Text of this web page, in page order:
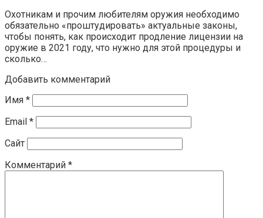
Охотникам и прочим любителям оружия необходимо
обязательно «проштудировать» актуальные законы,
чтобы понять, как происходит продление лицензии на
оружие в 2021 году, что нужно для этой процедуры и
сколько…
Добавить комментарий
Имя *
Email *
Сайт
Комментарий *